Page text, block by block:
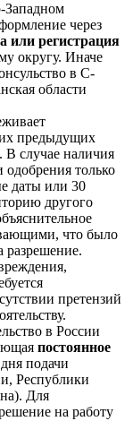
Западном
через
или регистрация
округу. Иначе
в С-
области
предыдущих
В случае наличия
одобрения только
даты или 30
другого
что было
разрешение.
претензий
в России
постоянное
подачи
Республики
Для
на работу